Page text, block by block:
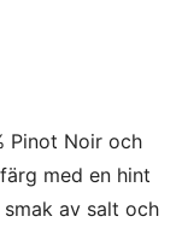
Pinot Noir och
med en hint
av salt och